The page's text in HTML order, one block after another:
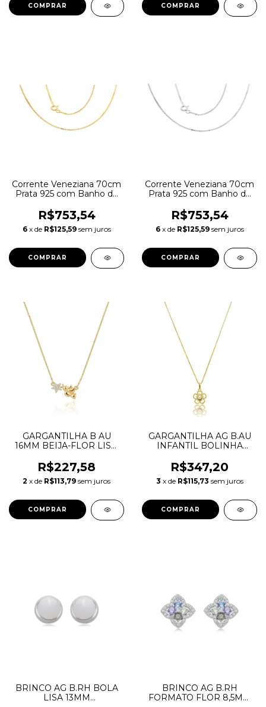
Corrente Veneziana 70cm
Prata 925 com Banho de
R$753,54
6 x de R$125,59 sem juros
Corrente Veneziana 70cm
Prata 925 com Banho de
R$753,54
6 x de R$125,59 sem juros
GARGANTILHA B AU
16MM BEIJA-FLOR LISO
ZIRC BRANCAS
DRNGAAUT35.41
R$227,58
2 x de R$113,79 sem juros
GARGANTILHA AG B.AU
INFANTIL BOLINHA
1MM 2 PEROLAS
DRFGAAUT35.3
R$347,20
3 x de R$115,73 sem juros
BRINCO AG B.RH BOLA
LISA 13MM
BRINCO AG B.RH
FORMATO FLOR 8,5MM